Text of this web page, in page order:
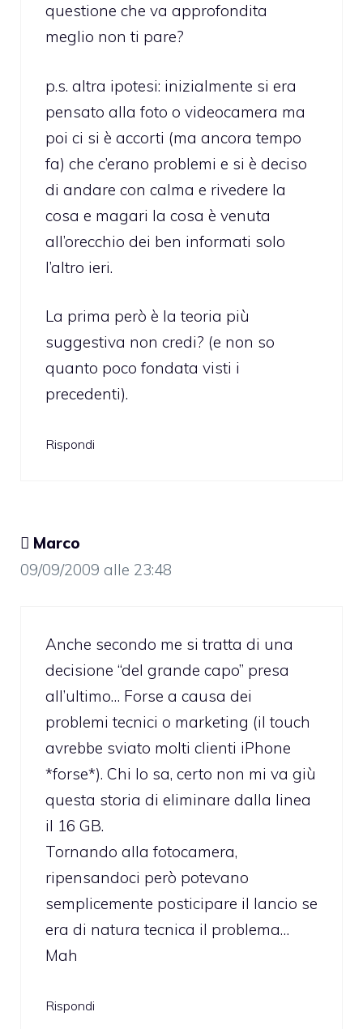
questione che va approfondita
meglio non ti pare?
p.s. altra ipotesi: inizialmente si era
pensato alla foto o videocamera ma
poi ci si è accorti (ma ancora tempo
fa) che c’erano problemi e si è deciso
di andare con calma e rivedere la
cosa e magari la cosa è venuta
all’orecchio dei ben informati solo
l’altro ieri.
La prima però è la teoria più
suggestiva non credi? (e non so
quanto poco fondata visti i
precedenti).
Rispondi
 Marco
09/09/2009 alle 23:48
Anche secondo me si tratta di una
decisione “del grande capo” presa
all’ultimo… Forse a causa dei
problemi tecnici o marketing (il touch
avrebbe sviato molti clienti iPhone
*forse*). Chi lo sa, certo non mi va giù
questa storia di eliminare dalla linea
il 16 GB.
Tornando alla fotocamera,
ripensandoci però potevano
semplicemente posticipare il lancio se
era di natura tecnica il problema…
Mah
Rispondi